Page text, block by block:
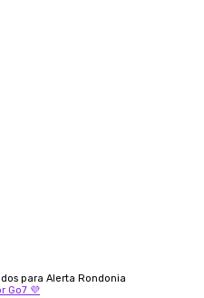
para Alerta Rondonia
Go7 💜